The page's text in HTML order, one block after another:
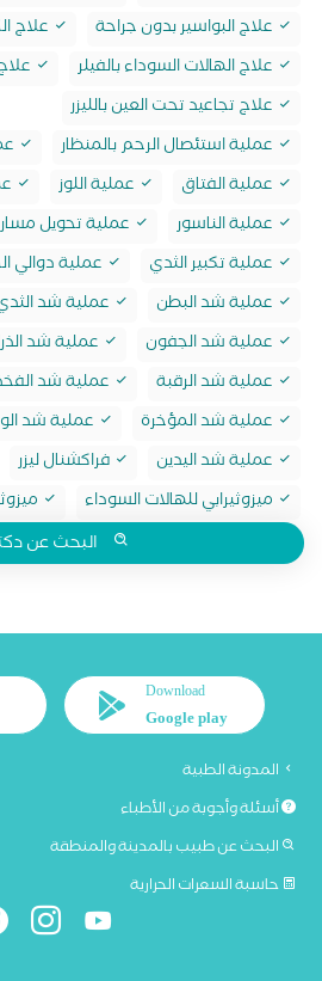
علاج البواسير بدون جراحة
علاج
علاج الهالات السوداء بالفيلر
علاج تجاعيد تحت العين بالليزر
عملية استئصال الرحم بالمنظار
عملية الفتاق
عملية اللوز
عملية الناسور
عملية تحويل
عملية تكبير الثدي
عملية دوالي
عملية شد البطن
عملية شد
عملية شد الجفون
عملية شد
عملية شد الرقبة
عملية شد
عملية شد المؤخرة
عملية شد
عملية شد اليدين
فراكشنال ليزر
ميزوثيرابي للهالات السوداء
البحث عن
Download
Google play
المدونة الطبية
أسئلة وأجوبة من الأطباء
البحث عن طبيب بالمدينة والمنطقة
حاسبة السعرات الحرارية